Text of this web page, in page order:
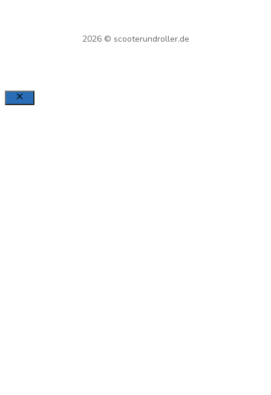
2026 © scooterundroller.de
Schließen